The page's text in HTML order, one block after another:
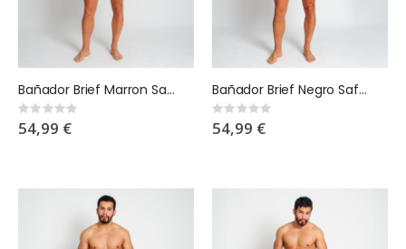
Bañador Brief Marron Safari
Rating:
0%
54,99 €
Bañador Brief Negro Safari
Rating:
0%
54,99 €